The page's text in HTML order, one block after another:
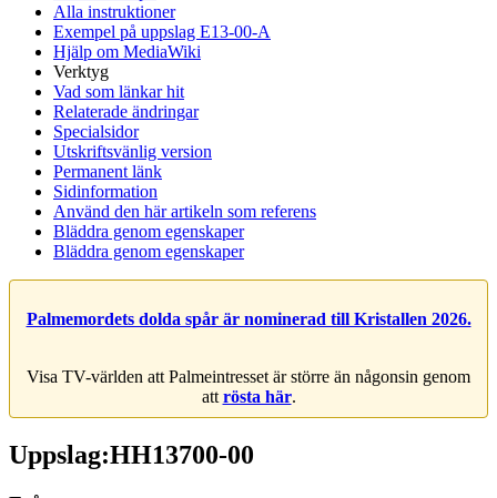
Alla instruktioner
Exempel på uppslag E13-00-A
Hjälp om MediaWiki
Verktyg
Vad som länkar hit
Relaterade ändringar
Specialsidor
Utskriftsvänlig version
Permanent länk
Sidinformation
Använd den här artikeln som referens
Bläddra genom egenskaper
Bläddra genom egenskaper
Palmemordets dolda spår är nominerad till Kristallen 2026.
Visa TV-världen att Palmeintresset är större än någonsin genom
att rösta här.
Uppslag:HH13700-00